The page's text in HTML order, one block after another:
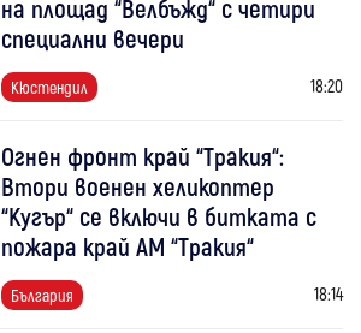
на площад “Велбъжд“ с четири
специални вечери
Кюстендил 18:20
Огнен фронт край “Тракия“:
Втори военен хеликоптер
“Кугър“ се включи в битката с
пожара край АМ “Тракия“
България 18:14